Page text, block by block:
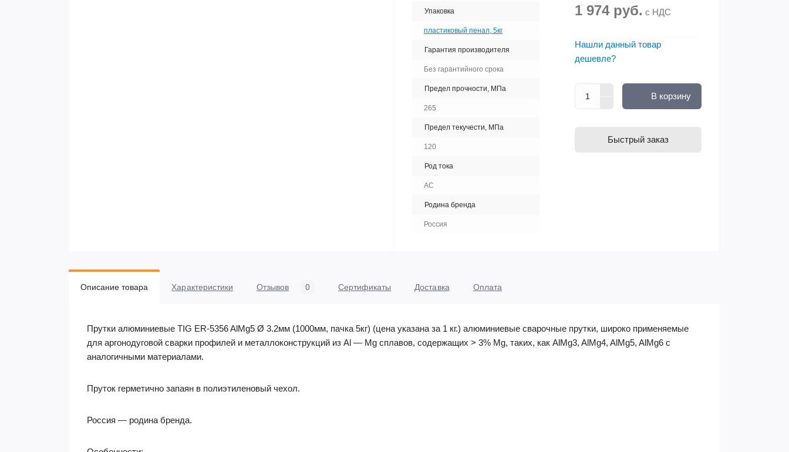
Упаковка
пластиковый пенал, 5кг
Гарантия производителя
Без гарантийного срока
Предел прочности, МПа
265
Предел текучести, МПа
120
Род тока
AC
Родина бренда
Россия
1 974 руб. с НДС
Нашли данный товар
дешевле?
В корзину
Быстрый заказ
Описание товара Характеристики Отзывов 0 Сертификаты Доставка Оплата
Прутки алюминиевые TIG ER-5356 AlMg5 Ø 3.2мм (1000мм, пачка 5кг) (цена указана за 1 кг.) алюминиевые сварочные прутки, широко применяемые
для аргонодуговой сварки профилей и металлоконструкций из Al — Mg сплавов, содержащих > 3% Mg, таких, как AlMg3, AlMg4, AlMg5, AlMg6 с
аналогичными материалами.
Пруток герметично запаян в полиэтиленовый чехол.
Россия — родина бренда.